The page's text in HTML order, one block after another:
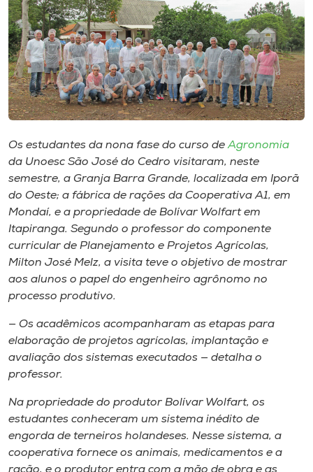
Editora
Rádio
Museu
Unoesc
Store
Selecione
Os estudantes da nona fase do curso deAgronomia
da Unoesc São José do Cedro visitaram, neste
semestre, a Granja Barra Grande, localizada em Iporã
do Oeste; a fábrica de rações da Cooperativa A1, em
Mondaí, e a propriedade de Bolívar Wolfart em
Itapiranga. Segundo o professor do componente
curricular de Planejamento e Projetos Agrícolas,
Milton José Melz, a visita teve o objetivo de mostrar
aos alunos o papel do engenheiro agrônomo no
processo produtivo.
— Os acadêmicos acompanharam as etapas para
elaboração de projetos agrícolas, implantação e
avaliação dos sistemas executados — detalha o
professor.
Na propriedade do produtor Bolívar Wolfart, os
estudantes conheceram um sistema inédito de
engorda de terneiros holandeses. Nesse sistema, a
cooperativa fornece os animais, medicamentos e a